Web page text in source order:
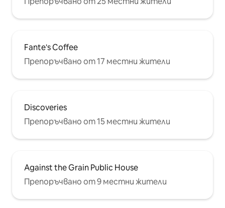
паркинг на улицата.
Fante's Coffee
Препоръчвано от 17 местни жители
Discoveries
Препоръчвано от 15 местни жители
Against the Grain Public House
Препоръчвано от 9 местни жители